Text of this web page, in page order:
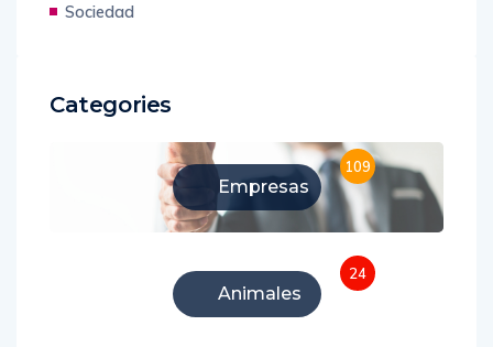
Sociedad
Categories
Empresas
109
Animales
24